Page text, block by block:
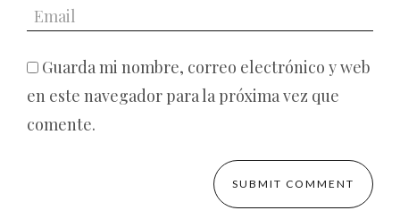
Guarda mi nombre, correo electrónico y web
en este navegador para la próxima vez que
comente.